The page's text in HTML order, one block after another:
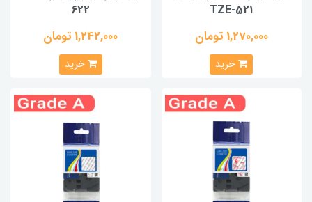
TZE-521
1,270,000 تومان
خرید
622
1,242,000 تومان
خرید